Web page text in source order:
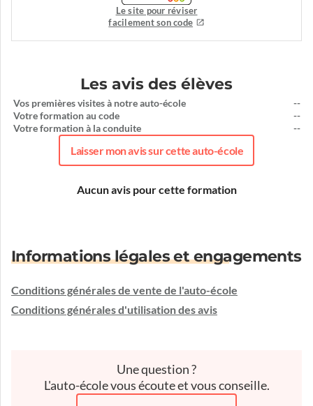
Le site pour réviser
facilement son code
Les avis des élèves
Vos premières visites à notre auto-école
Votre formation au code
Votre formation à la conduite
--
--
--
Laisser mon avis sur cette auto-école
Aucun avis pour cette formation
Informations légales et engagements
Conditions générales de vente de l'auto-école
Conditions générales d'utilisation des avis
Une question ?
L'auto-école vous écoute et vous conseille.